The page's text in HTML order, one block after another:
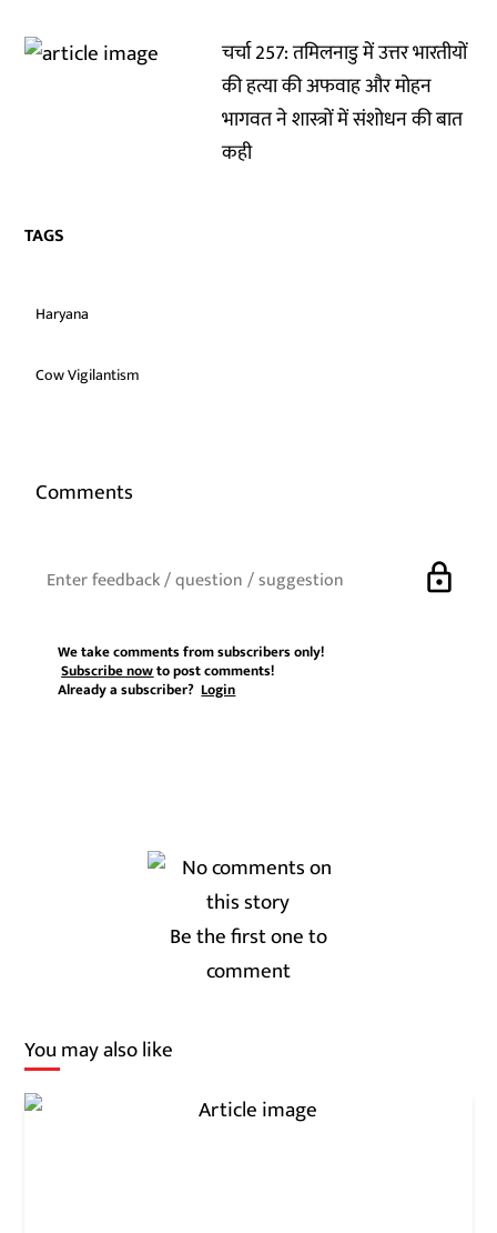
चर्चा 257: तमिलनाडु में उत्तर भारतीयों
की हत्या की अफवाह और मोहन
भागवत ने शास्त्रों में संशोधन की बात
कही
TAGS
Haryana
Cow Vigilantism
Comments
lock
We take comments from subscribers only!
Subscribe nowto post comments!
Already a subscriber?Login
Be the first one to
comment
You may also like